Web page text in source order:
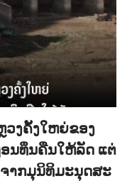
ວງຄັ້ງໃຫຍ່ຂອງ
ນທຶນຄືນໃຫ້ລັດ ແຕ່
າກມຸນິທິມະນຸດສະ